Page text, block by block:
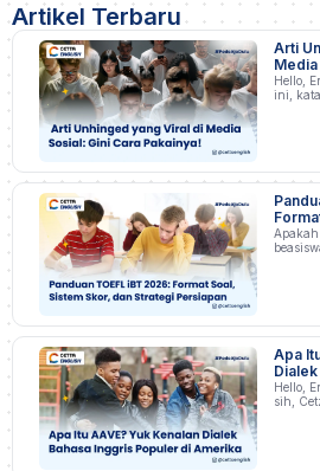
Artikel Terbaru
Arti
Media
Hello,
ini,
Apa
di
Hello,
sih,